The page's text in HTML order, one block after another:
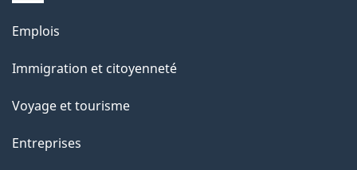
l
a
a
g
Thèmes
sujets
Emplois
Immigration et citoyenneté
Voyage et tourisme
Entreprises